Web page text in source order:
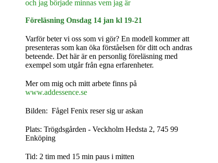
och jag började minnas vem jag är
Föreläsning Onsdag 14 jan kl 19-21
Varför beter vi oss som vi gör? En modell kommer att
presenteras som kan öka förståelsen för ditt och andras
beteende.Det här är en personlig föreläsning med
exempel som utgår från egna erfarenheter.
Mer om mig och mitt arbete finns på
www.addessence.se
Bilden: Fågel Fenix reser sig ur askan
Plats: Trögdsgården - Veckholm Hedsta 2, 745 99
Enköping
Tid: 2 tim med 15 min paus i mitten